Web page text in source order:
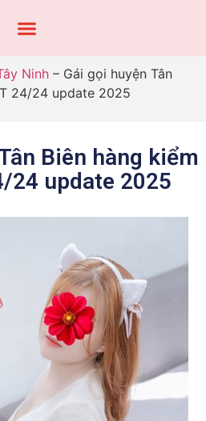
Ninh – Gái gọi huyện Tân
24/24 update 2025
Biên hàng kiểm
24 update 2025